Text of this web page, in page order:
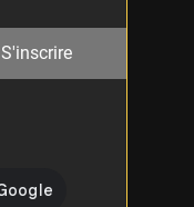
S'inscrire